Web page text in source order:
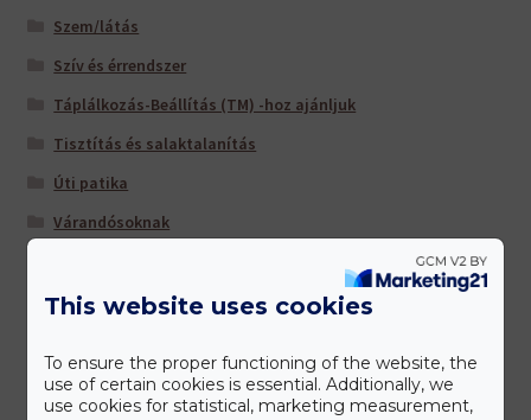
Szem/látás
Szív és érrendszer
Táplálkozás-Beállítás (TM) -hoz ajánljuk
Tisztítás és salaktalanítás
Úti patika
Várandósoknak
Gyártóink
This website uses cookies
To ensure the proper functioning of the website, the
use of certain cookies is essential. Additionally, we
use cookies for statistical, marketing measurement,